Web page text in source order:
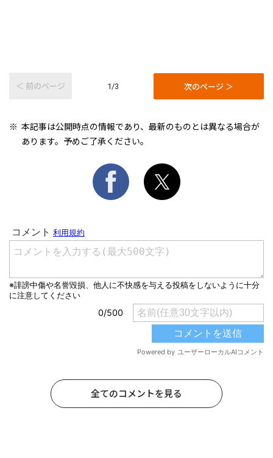
＜ 前のページ 1/3 次のページ ＞
本記事は公開時点の情報であり、最新のものとは異なる場合が
あります。予めご了承ください。
全てのコメントを見る